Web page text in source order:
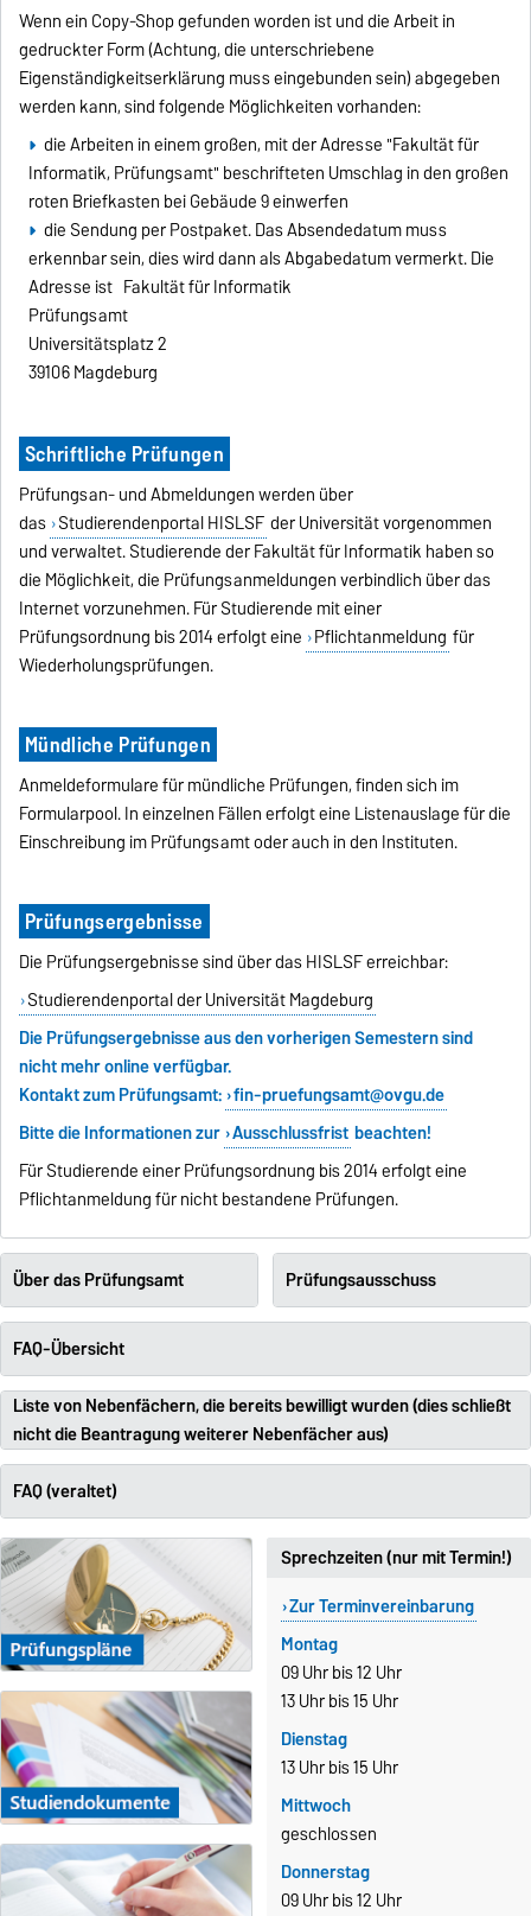
Wenn ein Copy-Shop gefunden worden ist und die Arbeit in
gedruckter Form (Achtung, die unterschriebene
Eigenständigkeitserklärung muss eingebunden sein) abgegeben
werden kann, sind folgende Möglichkeiten vorhanden:
die Arbeiten in einem großen, mit der Adresse "Fakultät für
Informatik, Prüfungsamt" beschrifteten Umschlag in den großen
roten Briefkasten bei Gebäude 9 einwerfen
die Sendung per Postpaket. Das Absendedatum muss
erkennbar sein, dies wird dann als Abgabedatum vermerkt. Die
Adresse ist Fakultät für Informatik
Prüfungsamt
Universitätsplatz 2
39106 Magdeburg
Schriftliche Prüfungen
Prüfungsan- und Abmeldungen werden über
das Studierendenportal HISLSF der Universität vorgenommen
und verwaltet. Studierende der Fakultät für Informatik haben so
die Möglichkeit, die Prüfungsanmeldungen verbindlich über das
Internet vorzunehmen. Für Studierende mit einer
Prüfungsordnung bis 2014 erfolgt eine Pflichtanmeldung für
Wiederholungsprüfungen.
Mündliche Prüfungen
Anmeldeformulare für mündliche Prüfungen, finden sich im
Formularpool. In einzelnen Fällen erfolgt eine Listenauslage für die
Einschreibung im Prüfungsamt oder auch in den Instituten.
Prüfungsergebnisse
Die Prüfungsergebnisse sind über das HISLSF erreichbar:
Studierendenportal der Universität Magdeburg
Die Prüfungsergebnisse aus den vorherigen Semestern sind
nicht mehr online verfügbar.
Kontakt zum Prüfungsamt: fin-pruefungsamt@ovgu.de
Bitte die Informationen zur Ausschlussfrist beachten!
Für Studierende einer Prüfungsordnung bis 2014 erfolgt eine
Pflichtanmeldung für nicht bestandene Prüfungen.
Über das Prüfungsamt Prüfungsausschuss
FAQ-Übersicht
Liste von Nebenfächern, die bereits bewilligt wurden (dies schließt
nicht die Beantragung weiterer Nebenfächer aus)
FAQ (veraltet)
Sprechzeiten (nur mit Termin!)
Zur Terminvereinbarung
Montag
09 Uhr bis 12 Uhr
13 Uhr bis 15 Uhr
Dienstag
13 Uhr bis 15 Uhr
Mittwoch
geschlossen
Donnerstag
09 Uhr bis 12 Uhr